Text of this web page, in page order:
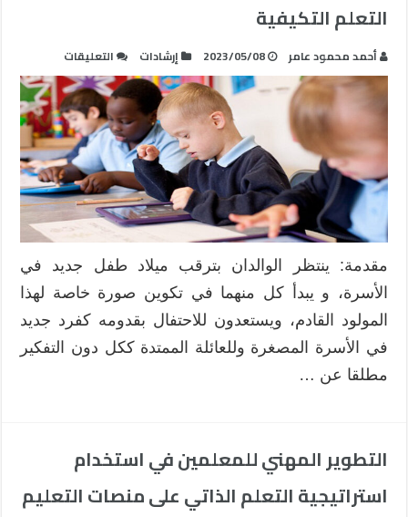
التعلم التكيفية
أحمد محمود عامر 2023/05/08 إرشادات التعليقات
تنمية
بعض
المهارات
الحياتية
الإلكترونية
لذوي
الاحتياجات
الخاصة
باستخدام
بيئات
التعلم
التكيفية
مغلقة
مقدمة: ينتظر الوالدان بترقب ميلاد طفل جديد في
الأسرة، و يبدأ كل منهما في تكوين صورة خاصة لهذا
المولود القادم، ويستعدون للاحتفال بقدومه كفرد جديد
في الأسرة المصغرة وللعائلة الممتدة ككل دون التفكير
مطلقا عن …
التطوير المهني للمعلمين في استخدام
استراتيجية التعلم الذاتي على منصات التعليم